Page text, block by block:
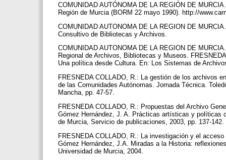
COMUNIDAD AUTÓNOMA DE LA REGIÓN DE
Región de Murcia (BORM 22 mayo 1990). http://
COMUNIDAD AUTONOMA DE LA REGION DE
Consultivo de Bibliotecas y Archivos.
COMUNIDAD AUTONOMA DE LA REGION DE
Regional de Archivos, Bibliotecas y Museos.
Una política desde Cultura. En: Los Sistemas de
FRESNEDA COLLADO, R.: La gestión de los archivos
de las Comunidades Autónomas. Jornada Técnica.
Mancha, pp. 47-57.
FRESNEDA COLLADO, R.: Propuestas del Archivo
Gómez Hernández, J. A. Prácticas artísticas y políticas
de Murcia, Servicio de publicaciones, 2003, pp. 137-142.
FRESNEDA COLLADO, R.: La investigación y el
Gómez Hernández, J.A. Miradas a la Historia:
Universidad de Murcia, 2004.